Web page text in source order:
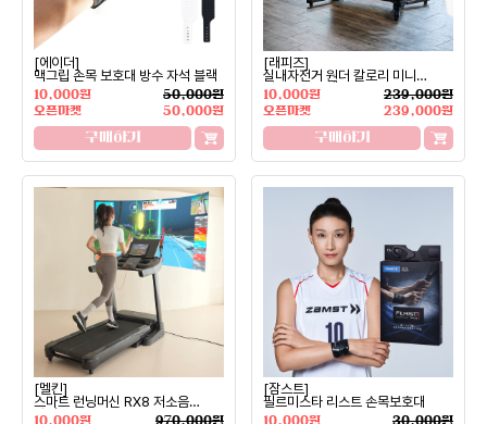
[에이더]
맥그립 손목 보호대 방수 자석 블랙
10,000원
50,000원
오픈마켓
50,000원
구매하기
[래피즈]
실내자전거 원더 칼로리 미니
미드나잇 블랙
10,000원
239,000원
오픈마켓
239,000원
구매하기
[멜킨]
스마트 런닝머신 RX8 저소음
가정용
10,000원
970,000원
[잠스트]
필르미스타 리스트 손목보호대
10,000원
30,000원